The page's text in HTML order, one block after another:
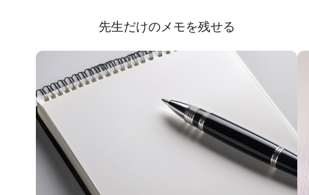
先生だけのメモを残せる